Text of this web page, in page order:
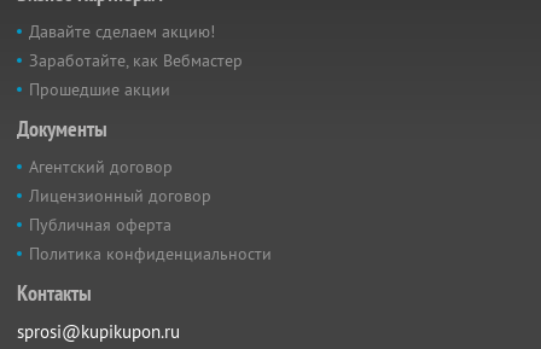
Давайте сделаем акцию!
Заработайте, как Вебмастер
Прошедшие акции
Документы
Агентский договор
Лицензионный договор
Публичная оферта
Политика конфиденциальности
Контакты
sprosi@kupikupon.ru